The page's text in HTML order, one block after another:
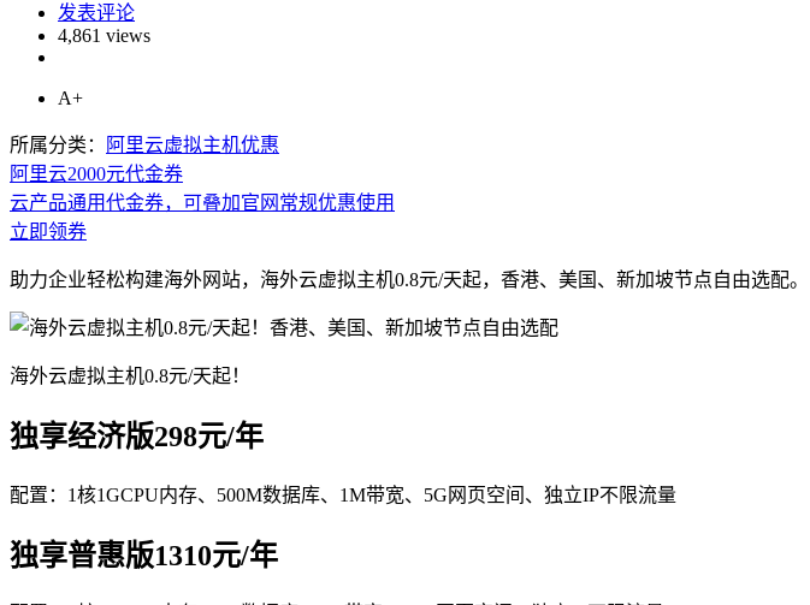
发表评论
4,861 views
A+
所属分类：
阿里云虚拟主机优惠
阿里云2000元代金券
云产品通用代金券，可叠加官网常规优惠使用
立即领券
助力企业轻松构建海外网站，海外云虚拟主机0.8元/天起，香港、美国、新加坡节点自由选配。
海外云虚拟主机0.8元/天起！
独享经济版298元/年
配置：1核1GCPU内存、500M数据库、1M带宽、5G网页空间、独立IP不限流量
独享普惠版1310元/年